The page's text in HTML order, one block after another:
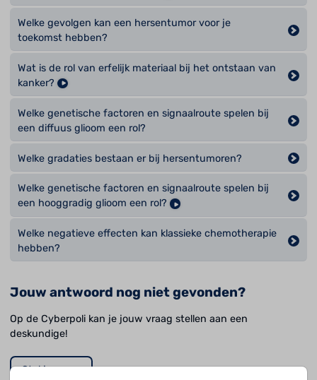
Welke gevolgen kan een hersentumor voor je
toekomst hebben?
Wat is de rol van erfelijk materiaal bij het ontstaan van
kanker?
Welke genetische factoren en signaalroute spelen bij
een diffuus glioom een rol?
Welke gradaties bestaan er bij hersentumoren?
Welke genetische factoren en signaalroute spelen bij
een hooggradig glioom een rol?
Welke negatieve effecten kan klassieke chemotherapie
hebben?
Jouw antwoord nog niet gevonden?
Op de Cyberpoli kan je jouw vraag stellen aan een
deskundige!
Stel je vraag